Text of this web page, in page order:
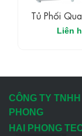
Tủ Phối
NgoàiLiên
CÔNG TY
PHONG
HAI PHONG